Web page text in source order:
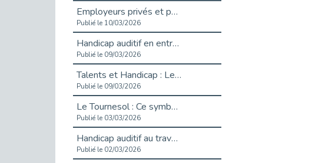
Employeurs privés et publics : vigilance face aux démarchages liés à l’OETH en 2026
Publié le 10/03/2026
Handicap auditif en entreprise, aménagements pour sécuriser la communication - vidéo
Publié le 09/03/2026
Talents et Handicap : Le Top 10 des métiers plébiscités dans les Hauts-de-Seine
Publié le 09/03/2026
Le Tournesol : Ce symbole discret qui change la vie des personnes en situation de handicap invisible
Publié le 03/03/2026
Handicap auditif au travail : rendre l’invisible accessible
Publié le 02/03/2026